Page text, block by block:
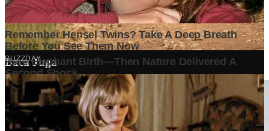
Tulis Komentar
Belum ada komentar. Jadilah yang pertama!
Baca Juga